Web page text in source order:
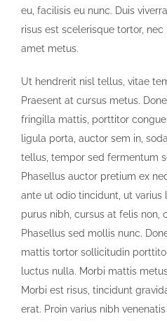
eu, facilisis eu nunc. Duis
risus est scelerisque tortor,
amet metus.
Ut hendrerit nisl tellus, vitae
Praesent at cursus metus.
fringilla mattis, porttitor
ligula porta, auctor sem in,
tellus, tempor sed fermentum
Phasellus auctor pretium ex
ante ut odio tincidunt, ut
purus nibh, cursus at felis non,
Phasellus sed mollis nunc.
mattis tortor sollicitudin
luctus nulla. Morbi mattis
Morbi est risus, tincidunt
erat. Proin varius nibh